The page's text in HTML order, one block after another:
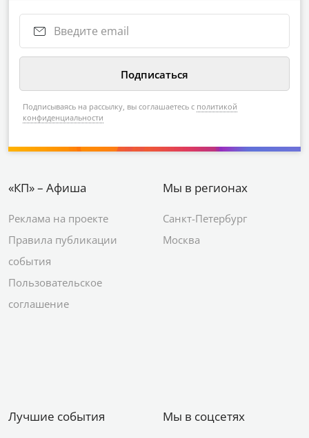
Подписываясь на рассылку, вы соглашаетесь с политикой
конфиденциальности
«КП» – Афиша
Реклама на проекте
Правила публикации
события
Пользовательское
соглашение
Мы в регионах
Санкт-Петербург
Москва
Лучшие события Мы в соцсетях